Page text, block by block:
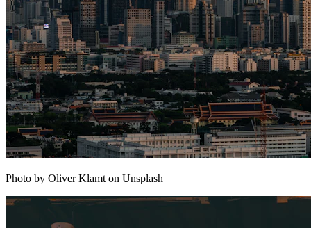
Photo by Oliver Klamt on Unsplash